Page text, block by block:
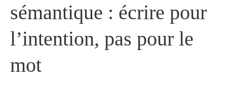
sémantique : écrire pour
l’intention, pas pour le
mot